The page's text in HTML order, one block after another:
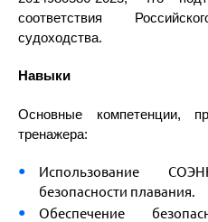
соответствия
судоходства.
Навыки
Основные компетенции,
тренажера:
Использование
безопасности плавания.
Обеспечение